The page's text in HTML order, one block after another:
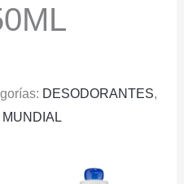
DESODORANTES,
MUNDIAL